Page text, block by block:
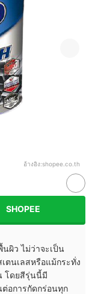
อ้างอิง:shopee.co.th
SHOPEE
ผิว ไม่ว่าจะเป็น
ตนเลสหรือแม้กระทั่ง
โดยสีรุ่นนี้มี
อการกัดกร่อนทุก